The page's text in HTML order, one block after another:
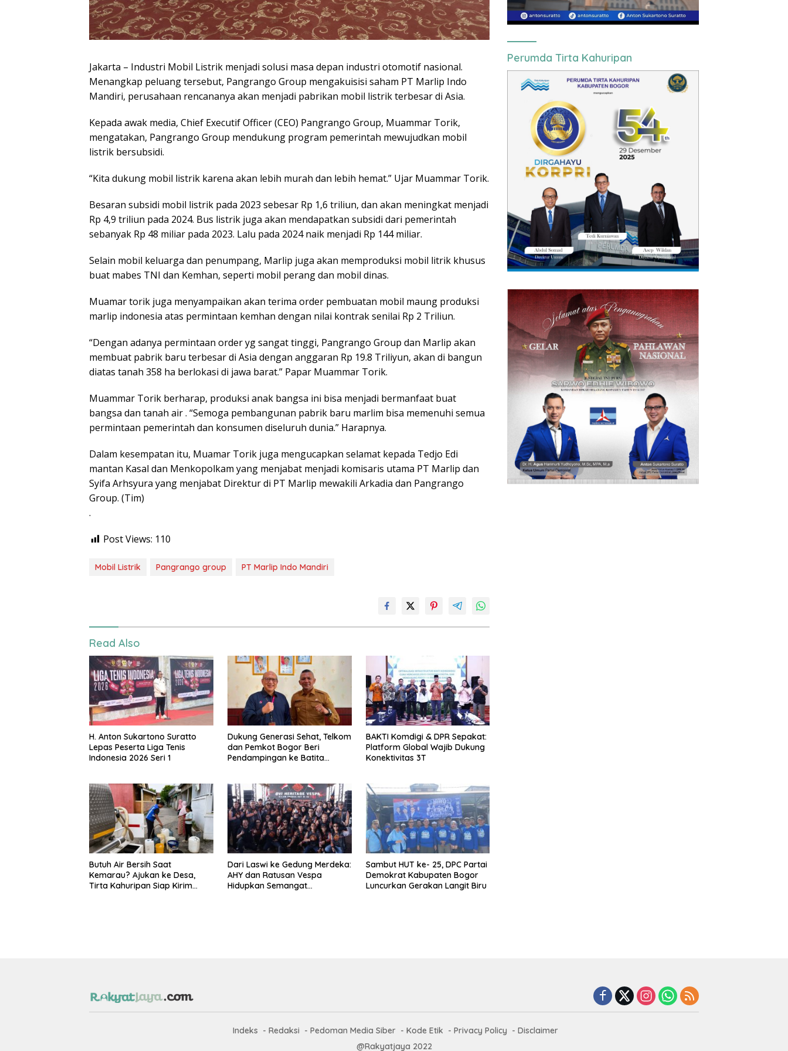
Jakarta – Industri Mobil Listrik menjadi solusi masa depan industri otomotif nasional.
Menangkap peluang tersebut, Pangrango Group mengakuisisi saham PT Marlip Indo
Mandiri, perusahaan rencananya akan menjadi pabrikan mobil listrik terbesar di Asia.
Kepada awak media, Chief Executif Officer (CEO) Pangrango Group, Muammar Torik,
mengatakan, Pangrango Group mendukung program pemerintah mewujudkan mobil
listrik bersubsidi.
“Kita dukung mobil listrik karena akan lebih murah dan lebih hemat.” Ujar Muammar Torik.
Besaran subsidi mobil listrik pada 2023 sebesar Rp 1,6 triliun, dan akan meningkat menjadi
Rp 4,9 triliun pada 2024. Bus listrik juga akan mendapatkan subsidi dari pemerintah
sebanyak Rp 48 miliar pada 2023. Lalu pada 2024 naik menjadi Rp 144 miliar.
Selain mobil keluarga dan penumpang, Marlip juga akan memproduksi mobil litrik khusus
buat mabes TNI dan Kemhan, seperti mobil perang dan mobil dinas.
Muamar torik juga menyampaikan akan terima order pembuatan mobil maung produksi
marlip indonesia atas permintaan kemhan dengan nilai kontrak senilai Rp 2 Triliun.
“Dengan adanya permintaan order yg sangat tinggi, Pangrango Group dan Marlip akan
membuat pabrik baru terbesar di Asia dengan anggaran Rp 19.8 Triliyun, akan di bangun
diatas tanah 358 ha berlokasi di jawa barat.” Papar Muammar Torik.
Muammar Torik berharap, produksi anak bangsa ini bisa menjadi bermanfaat buat
bangsa dan tanah air . “Semoga pembangunan pabrik baru marlim bisa memenuhi semua
permintaan pemerintah dan konsumen diseluruh dunia.” Harapnya.
Dalam kesempatan itu, Muamar Torik juga mengucapkan selamat kepada Tedjo Edi
mantan Kasal dan Menkopolkam yang menjabat menjadi komisaris utama PT Marlip dan
Syifa Arhsyura yang menjabat Direktur di PT Marlip mewakili Arkadia dan Pangrango
Group. (Tim)
.
Post Views: 110
Mobil Listrik Pangrango group PT Marlip Indo Mandiri
Read Also
H. Anton Sukartono Suratto
Lepas Peserta Liga Tenis
Indonesia 2026 Seri 1
Dukung Generasi Sehat, Telkom
dan Pemkot Bogor Beri
Pendampingan ke Batita
BAKTI Komdigi & DPR Sepakat:
Platform Global Wajib Dukung
Konektivitas 3T
Butuh Air Bersih Saat
Kemarau? Ajukan ke Desa,
Tirta Kahuripan Siap Kirim
Dari Laswi ke Gedung Merdeka:
AHY dan Ratusan Vespa
Hidupkan Semangat
Sambut HUT ke- 25, DPC Partai
Demokrat Kabupaten Bogor
Luncurkan Gerakan Langit Biru
Perumda Tirta Kahuripan
Indeks Redaksi Pedoman Media Siber Kode Etik Privacy Policy
Disclaimer
@Rakyatjaya 2022